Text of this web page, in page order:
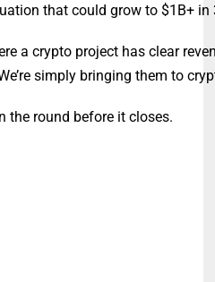
that could grow to $1B+ in
a crypto project has clear
simply bringing them to
the round before it closes.